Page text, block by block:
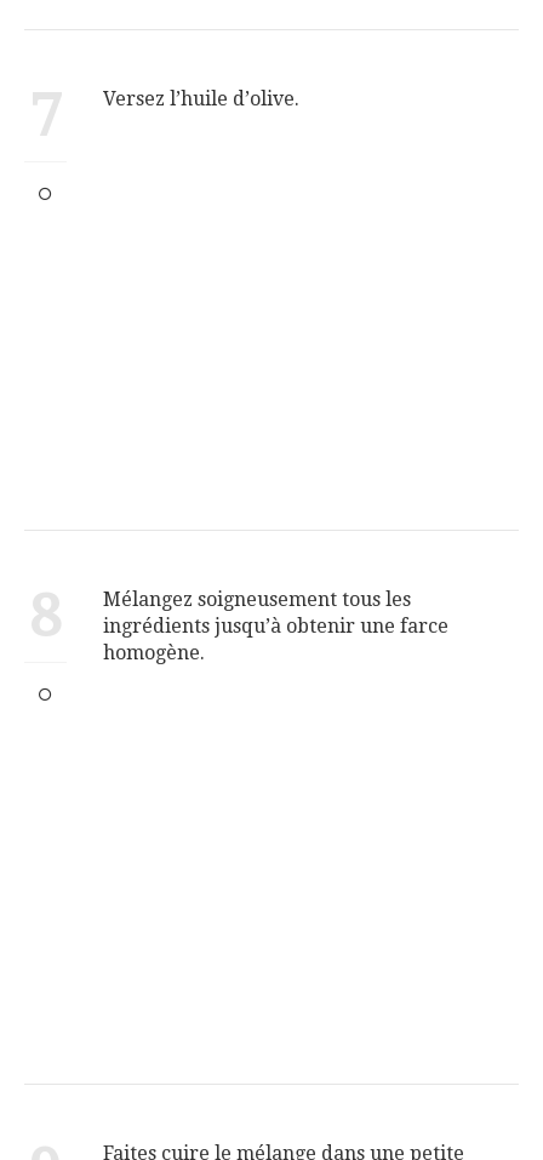
7 Versez l’huile d’olive.
8
Mélangez soigneusement tous les
ingrédients jusqu’à obtenir une farce
homogène.
Faites cuire le mélange dans une petite